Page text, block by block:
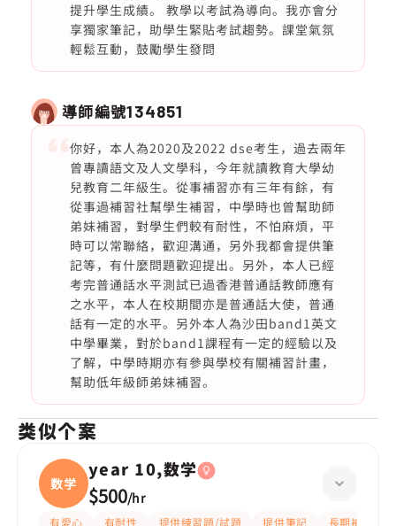
提升學生成績。 教學以考試為導向。我亦會分
享獨家筆記，助學生緊貼考試趨勢。課堂氣氛
輕鬆互動，鼓勵學生發問
導師編號134851
你好，本人為2020及2022 dse考生，過去兩年
曾專讀語文及人文學科，今年就讀教育大學幼
兒教育二年級生。從事補習亦有三年有餘，有
從事過補習社幫學生補習，中學時也曾幫助師
弟妹補習，對學生們較有耐性，不怕麻煩，平
時可以常聯絡，歡迎溝通，另外我都會提供筆
記等，有什麼問題歡迎提出。另外，本人已經
考完普通話水平測試已過香港普通話教師應有
之水平，本人在校期間亦是普通話大使，普通
話有一定的水平。另外本人為沙田band1英文
中學畢業，對於band1課程有一定的經驗以及
了解，中學時期亦有參與學校有關補習計畫，
幫助低年級師弟妹補習。
类似个案
数学
year 10,数学
$500/hr
有愛心 有耐性 提供練習題/試題 提供筆記 長期補習